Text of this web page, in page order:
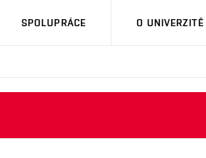
SPOLUPRÁCE O UNIVERZITĚ